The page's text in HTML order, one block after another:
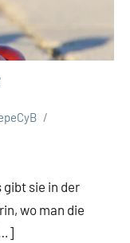
sie in der
wo man die